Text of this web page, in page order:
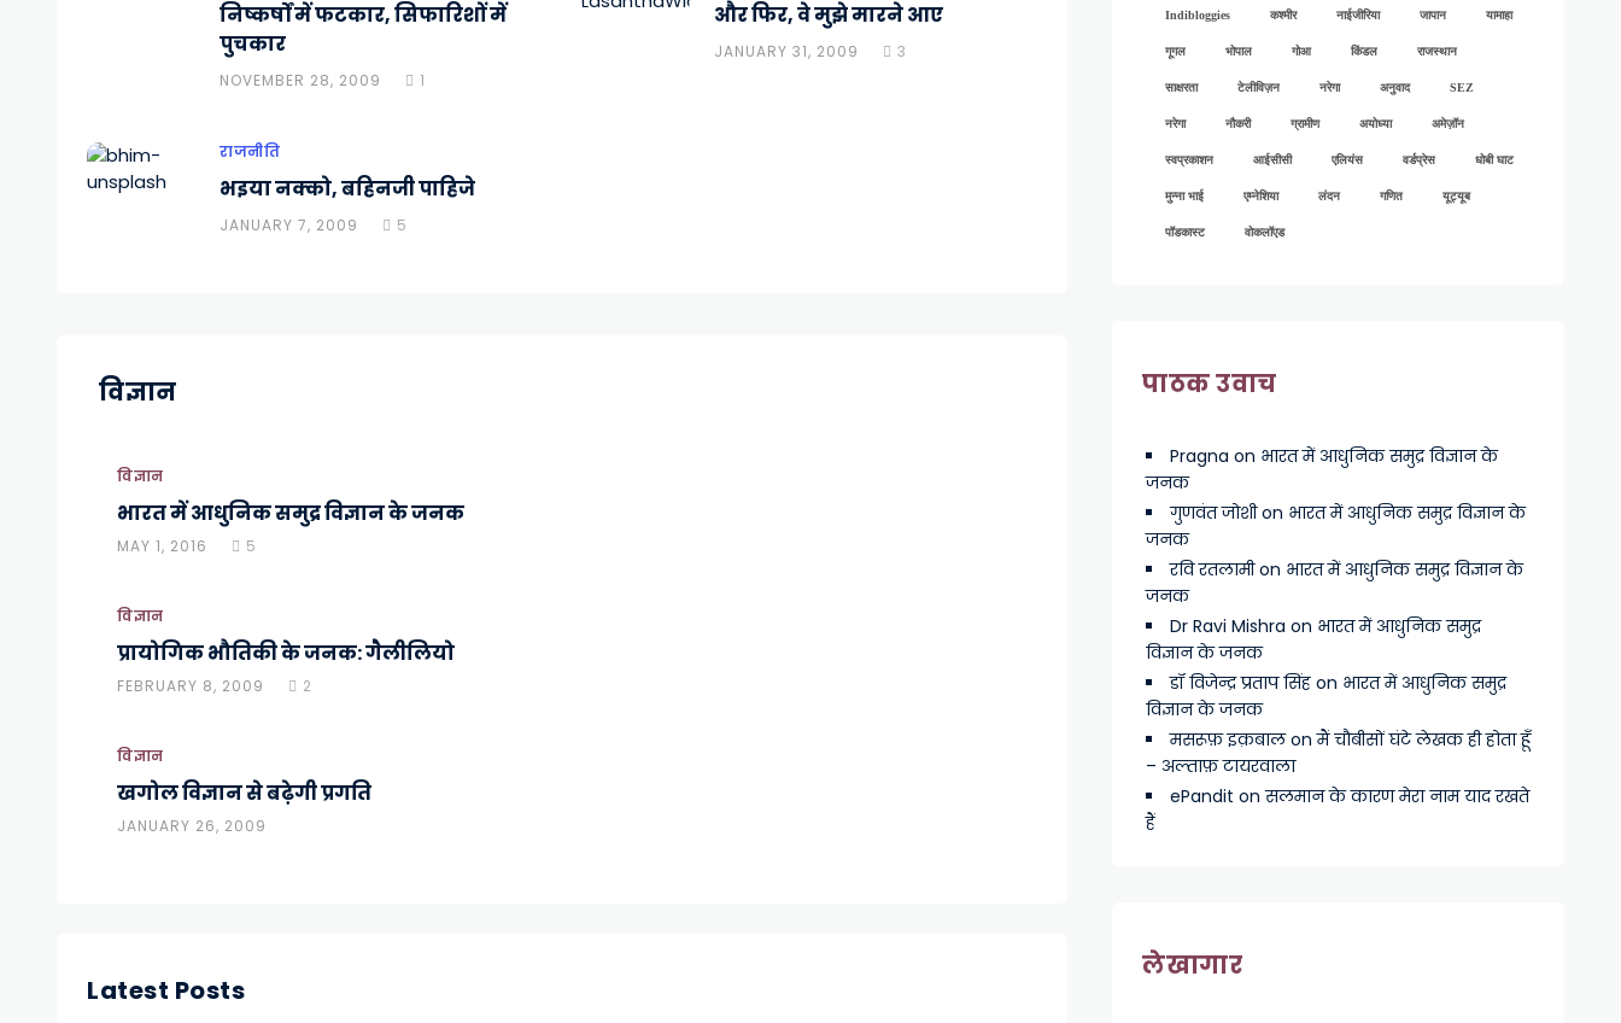
निष्कर्षों में फटकार, सिफारिशों में
पुचकार
NOVEMBER 28, 2009 1
और फिर, वे मुझे मारने आए
JANUARY 31, 2009 3
राजनीति
भइया नक्को, बहिनजी पाहिजे
JANUARY 7, 2009 5
विज्ञान
विज्ञान
भारत में आधुनिक समुद्र विज्ञान के जनक
MAY 1, 2016 5
विज्ञान
प्रायोगिक भौतिकी के जनक: गैलीलियो
FEBRUARY 8, 2009 2
विज्ञान
खगोल विज्ञान से बढ़ेगी प्रगति
JANUARY 26, 2009
Latest Posts
Indibloggies कश्मीर नाईजीरिया जापान यामाहा
गूगल भोपाल गोआ किंडल राजस्थान
साक्षरता टेलीविज़न नरेगा अनुवाद SEZ
नरेगा नौकरी ग्रामीण अयोध्या अमेज़ॉन
स्वप्रकाशन आईसीसी एलियंस वर्डप्रेस धोबी घाट
मुन्ना भाई एम्नेशिया लंदन गणित यूट्यूब
पॉडकास्ट वोकलॉएड
पाठक उवाच
Pragna on भारत में आधुनिक समुद्र विज्ञान के
जनक
गुणवंत जोशीon भारत में आधुनिक समुद्र विज्ञान के
जनक
रवि रतलामीon भारत में आधुनिक समुद्र विज्ञान के
जनक
Dr Ravi Mishra on भारत में आधुनिक समुद्र
विज्ञान के जनक
डॉ विजेन्द्र प्रताप सिंह on भारत में आधुनिक समुद्र
विज्ञान के जनक
मसरूफ़ इक़बालonमैं चौबीसों घंटे लेखक ही होता हूँ
– अल्ताफ़ टायरवाला
ePandit onसलमान के कारण मेरा नाम याद रखते
हैं
लेखागार